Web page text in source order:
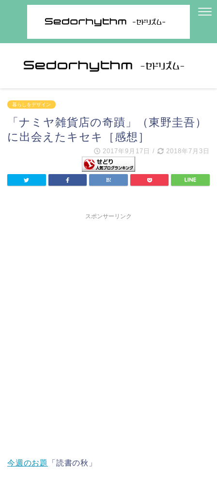
暮らしをデザイン
「ナミヤ雑貨店の奇蹟」（東野圭吾）
に出会えたキセキ［感想］
2017年9月17日 / 2018年7月3日
スポンサーリンク
今週のお題 「読書の秋」